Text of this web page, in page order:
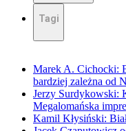
Tagi
Marek A. Cichocki:
bardziej zależna od
Jerzy Surdykowski:
Megalomańska
Kamil Kłysiński: